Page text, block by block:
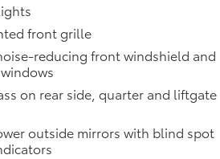
front grille
reducing front windshield and
on rear side, quarter and liftgate
outside mirrors with blind spot